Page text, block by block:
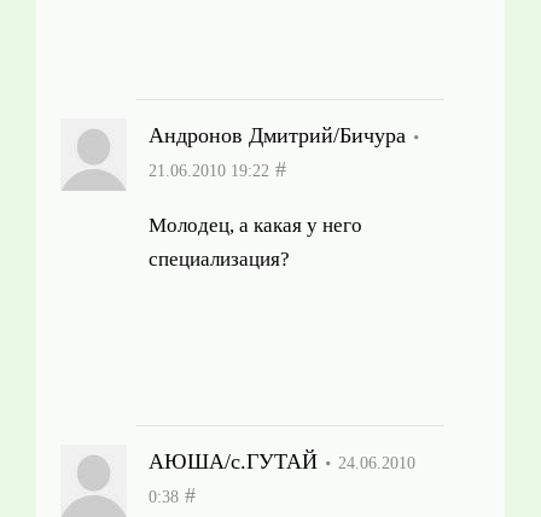
Андронов Дмитрий/Бичура
21.06.2010 19:22 #
Молодец, а какая у него
специализация?
АЮША/с.ГУТАЙ
24.06.2010
0:38 #